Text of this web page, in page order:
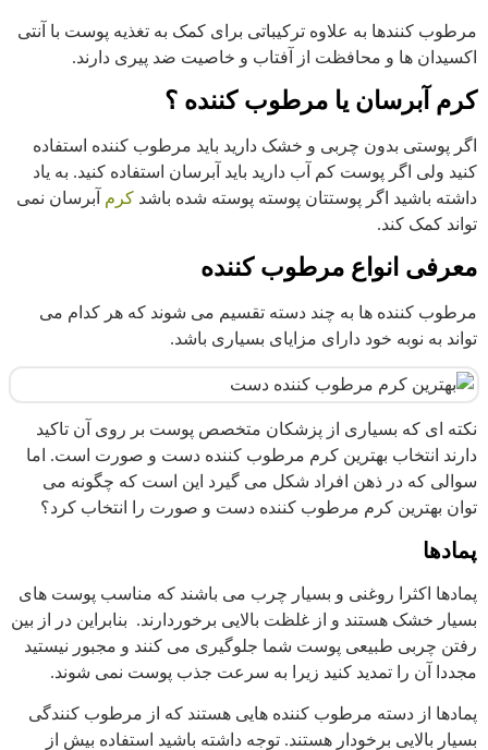
مرطوب کنندها به علاوه ترکیباتی برای کمک به تغذیه پوست با آنتی
اکسیدان ها و محافظت از آفتاب و خاصیت ضد پیری دارند.
کرم آبرسان یا مرطوب کننده ؟
اگر پوستی بدون چربی و خشک دارید باید مرطوب کننده استفاده
کنید ولی اگر پوست کم آب دارید باید آبرسان استفاده کنید. به یاد
داشته باشید اگر پوستتان پوسته پوسته شده باشد کرم آبرسان نمی
تواند کمک کند.
معرفی انواع مرطوب کننده
مرطوب کننده ها به چند دسته تقسیم می شوند که هر کدام می
تواند به نوبه خود دارای مزایای بسیاری باشد.
نکته ای که بسیاری از پزشکان متخصص پوست بر روی آن تاکید
دارند انتخاب بهترین کرم مرطوب کننده دست و صورت است. اما
سوالی که در ذهن افراد شکل می گیرد این است که چگونه می
توان بهترین کرم مرطوب کننده دست و صورت را انتخاب کرد؟
پمادها
پمادها اکثرا روغنی و بسیار چرب می باشند که مناسب پوست های
بسیار خشک هستند و از غلظت بالایی برخوردارند. بنابراین در از بین
رفتن چربی طبیعی پوست شما جلوگیری می کنند و مجبور نیستید
مجددا آن را تمدید کنید زیرا به سرعت جذب پوست نمی شوند.
پمادها از دسته مرطوب کننده هایی هستند که از مرطوب کنندگی
بسیار بالایی برخودار هستند. توجه داشته باشید استفاده بیش از